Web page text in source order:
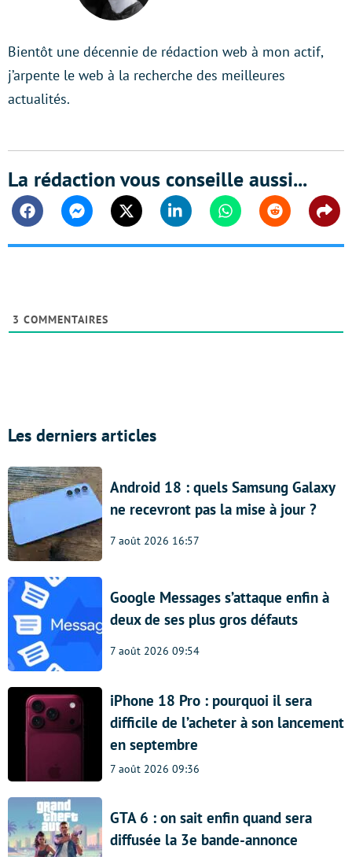
Bientôt une décennie de rédaction web à mon actif,
j’arpente le web à la recherche des meilleures
actualités.
La rédaction vous conseille aussi...
FacebookMessengerTwitter Linkedin WhatsappReddit
3 COMMENTAIRES
Les derniers articles
Android 18 : quels Samsung Galaxy
ne recevront pas la mise à jour ?
7 août 2026 16:57
Google Messages s’attaque enfin à
deux de ses plus gros défauts
7 août 2026 09:54
iPhone 18 Pro : pourquoi il sera
difficile de l’acheter à son lancement
en septembre
7 août 2026 09:36
GTA 6 : on sait enfin quand sera
diffusée la 3e bande-annonce